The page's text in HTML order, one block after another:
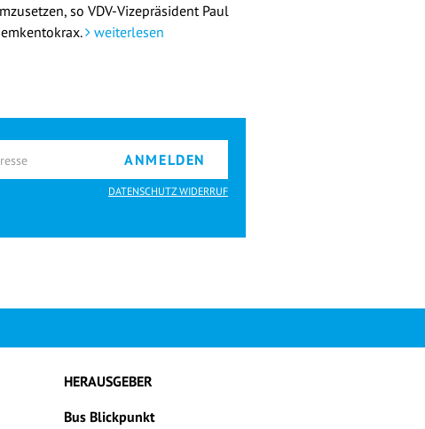
so VDV-Vizepräsident Paul
weiterlesen
ANMELDEN
DATENSCHUTZ WIDERRUF
HERAUSGEBER
Bus Blickpunkt